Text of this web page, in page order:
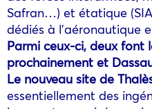
Safran…) et étatique
dédiés à l’aéronautique
Parmi ceux-ci, deux font
prochainement et
Le nouveau site de
essentiellement des